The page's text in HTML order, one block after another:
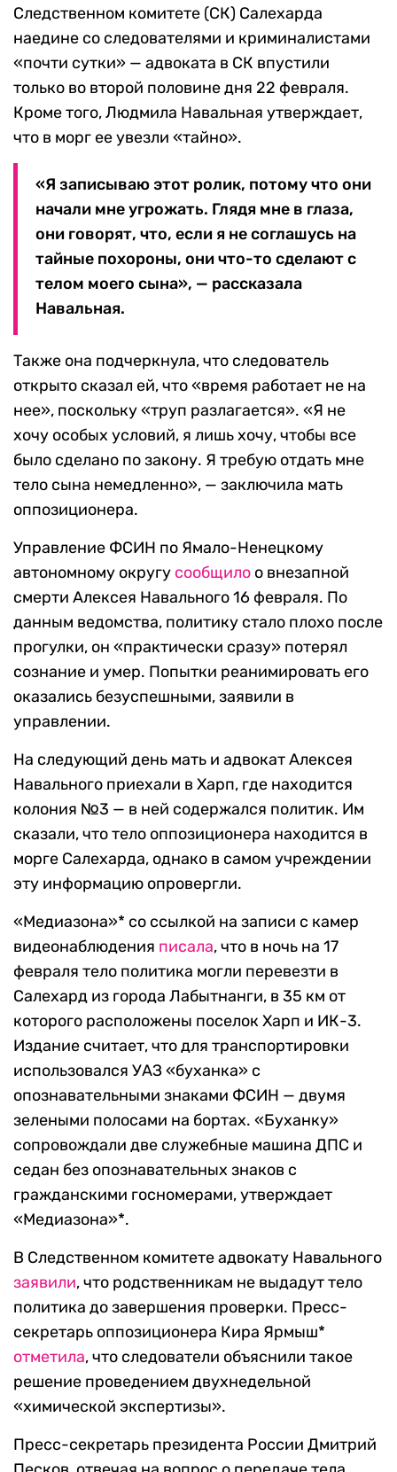
Следственном комитете (СК) Салехарда
наедине со следователями и криминалистами
«почти сутки» — адвоката в СК впустили
только во второй половине дня 22 февраля.
Кроме того, Людмила Навальная утверждает,
что в морг ее увезли «тайно».
«Я записываю этот ролик, потому что они
начали мне угрожать. Глядя мне в глаза,
они говорят, что, если я не соглашусь на
тайные похороны, они что-то сделают с
телом моего сына», — рассказала
Навальная.
Также она подчеркнула, что следователь
открыто сказал ей, что «время работает не на
нее», поскольку «труп разлагается». «Я не
хочу особых условий, я лишь хочу, чтобы все
было сделано по закону. Я требую отдать мне
тело сына немедленно», — заключила мать
оппозиционера.
Управление ФСИН по Ямало-Ненецкому
автономному округу сообщило о внезапной
смерти Алексея Навального 16 февраля. По
данным ведомства, политику стало плохо после
прогулки, он «практически сразу» потерял
сознание и умер. Попытки реанимировать его
оказались безуспешными, заявили в
управлении.
На следующий день мать и адвокат Алексея
Навального приехали в Харп, где находится
колония №3 — в ней содержался политик. Им
сказали, что тело оппозиционера находится в
морге Салехарда, однако в самом учреждении
эту информацию опровергли.
«Медиазона»* со ссылкой на записи с камер
видеонаблюдения писала, что в ночь на 17
февраля тело политика могли перевезти в
Салехард из города Лабытнанги, в 35 км от
которого расположены поселок Харп и ИК-3.
Издание считает, что для транспортировки
использовался УАЗ «буханка» с
опознавательными знаками ФСИН — двумя
зелеными полосами на бортах. «Буханку»
сопровождали две служебные машина ДПС и
седан без опознавательных знаков с
гражданскими госномерами, утверждает
«Медиазона»*.
В Следственном комитете адвокату Навального
заявили, что родственникам не выдадут тело
политика до завершения проверки. Пресс-
секретарь оппозиционера Кира Ярмыш*
отметила, что следователи объяснили такое
решение проведением двухнедельной
«химической экспертизы».
Пресс-секретарь президента России Дмитрий